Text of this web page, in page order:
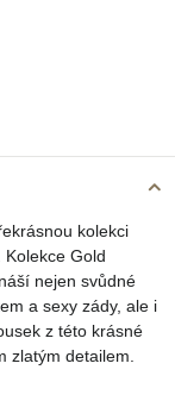
kolekci
. Kolekce Gold
nejen svůdné
a sexy zády, ale i
z této krásné
zlatým detailem.